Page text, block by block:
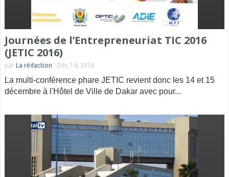
Journées de l’Entrepreneuriat TIC 2016
(JETIC 2016)
par La rédaction - Déc 14, 2016
La multi-conférence phare JETIC revient donc les 14 et 15
décembre à l'Hôtel de Ville de Dakar avec pour...